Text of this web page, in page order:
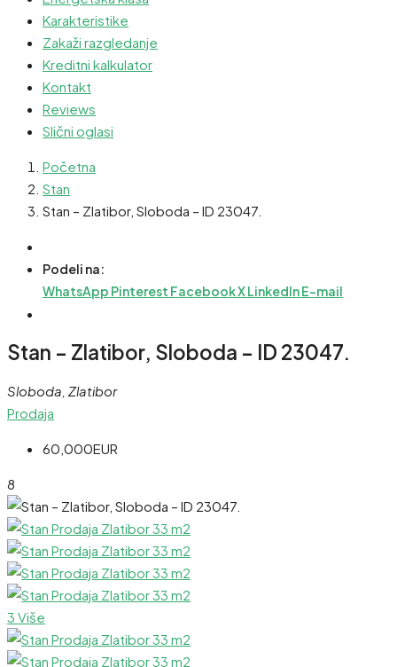
Karakteristike
Zakaži razgledanje
Kreditni kalkulator
Kontakt
Reviews
Slični oglasi
Početna
Stan
Stan – Zlatibor, Sloboda – ID 23047.
Podeli na:
WhatsApp Pinterest FacebookXLinkedInE-mail
Stan – Zlatibor, Sloboda – ID 23047.
Sloboda, Zlatibor
Prodaja
60,000EUR
8
3 Više